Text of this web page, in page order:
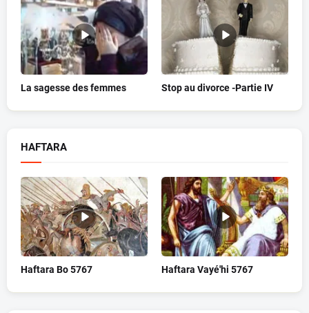
La sagesse des femmes Stop au divorce -Partie IV
HAFTARA
Haftara Bo 5767 Haftara Vayé'hi 5767